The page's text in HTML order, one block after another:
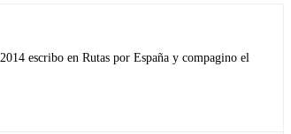
escribo en Rutas por España y compagino el